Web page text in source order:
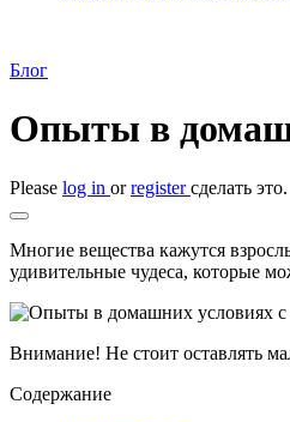
Блог
Опыты в
Please log in orregisterсделать это.
Многие вещества кажутся
удивительные чудеса, которые
Внимание! Не стоит оставлять
Содержание